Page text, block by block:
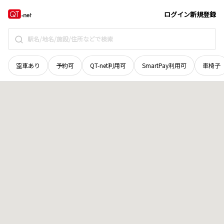
ログイン新規登録
空車あり 予約可 QT-net利用可 SmartPay利用可 車椅子
鳥取県